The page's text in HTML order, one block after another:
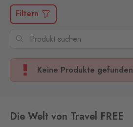
Filtern
Keine Produkte gefunden
Die Welt von Travel FREE